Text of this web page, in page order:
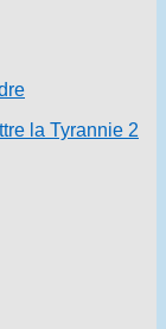
la Tyrannie 2